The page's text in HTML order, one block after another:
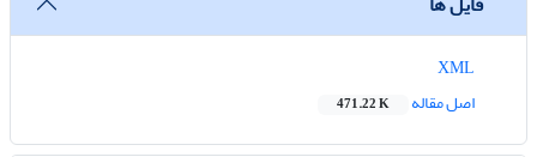
اصل مقاله
471.22 K